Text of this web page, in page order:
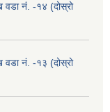
वडा नं. -१४ (दोस्रो
वडा नं. -१३ (दोस्रो